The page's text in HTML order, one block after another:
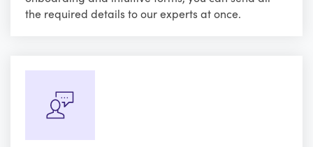
the required details to our experts at once.